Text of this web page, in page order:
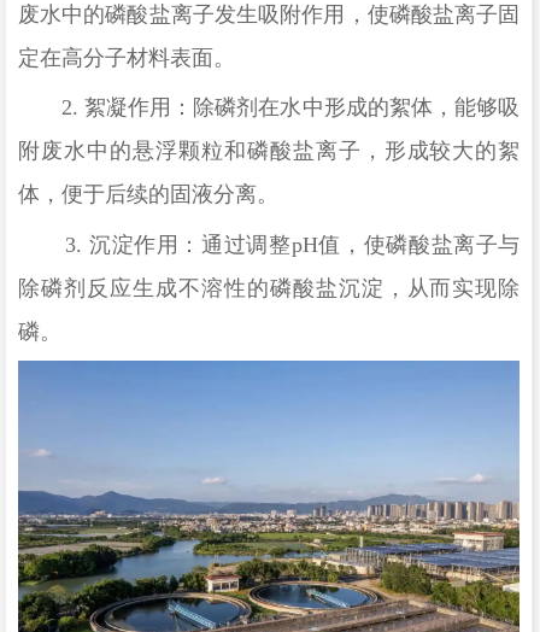
废水中的磷酸盐离子发生吸附作用，使磷酸盐离子固
定在高分子材料表面。
2. 絮凝作用：除磷剂在水中形成的絮体，能够吸
附废水中的悬浮颗粒和磷酸盐离子，形成较大的絮
体，便于后续的固液分离。
3. 沉淀作用：通过调整pH值，使磷酸盐离子与
除磷剂反应生成不溶性的磷酸盐沉淀，从而实现除
磷。